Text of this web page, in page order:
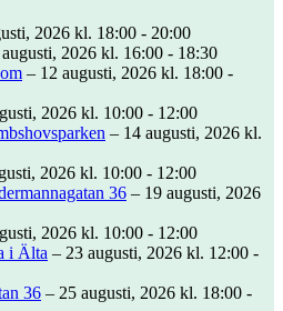
2026 kl. 18:00 - 20:00
2026 kl. 16:00 - 18:30
– 12 augusti, 2026 kl. 18:00 -
2026 kl. 10:00 - 12:00
– 14 augusti, 2026 kl.
2026 kl. 10:00 - 12:00
36 – 19 augusti, 2026
2026 kl. 10:00 - 12:00
i Älta – 23 augusti, 2026 kl. 12:00 -
36 – 25 augusti, 2026 kl. 18:00 -